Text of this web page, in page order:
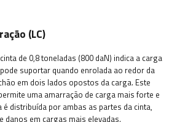
(LC)
de 0,8 toneladas (800 daN) indica a carga
suportar quando enrolada ao redor da
em dois lados opostos da carga. Este
uma amarração de carga mais forte e
é distribuída por ambas as partes da cinta,
danos em cargas mais elevadas.